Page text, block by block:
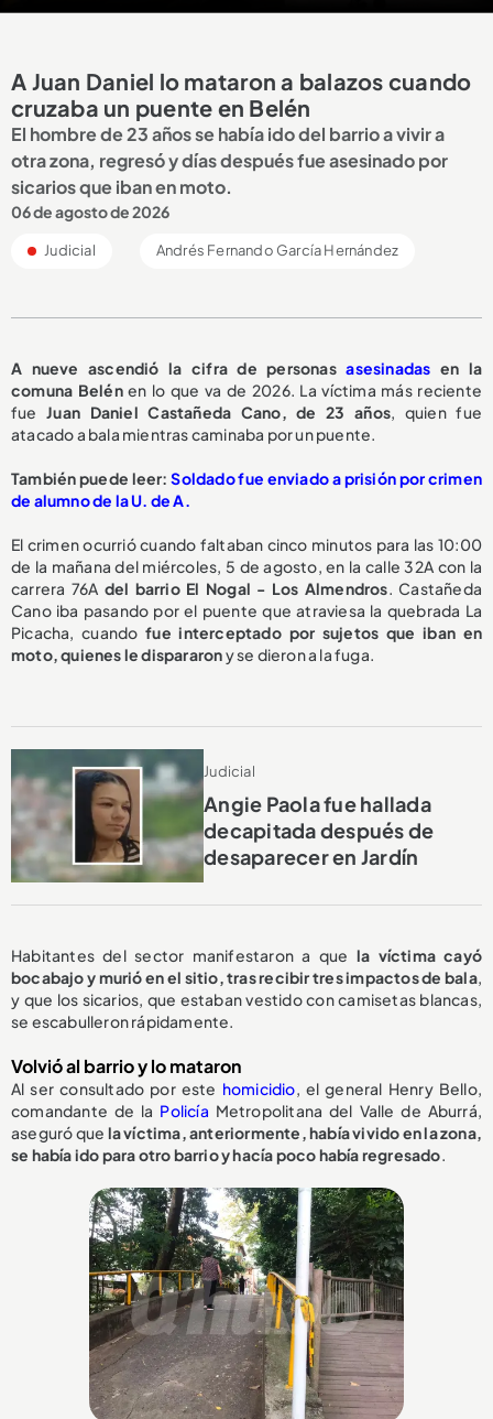
A Juan Daniel lo mataron a balazos cuando
cruzaba un puente en Belén
El hombre de 23 años se había ido del barrio a vivir a
otra zona, regresó y días después fue asesinado por
sicarios que iban en moto.
06 de agosto de 2026
Judicial Andrés Fernando García Hernández
A nueve ascendió la cifra de personasasesinadas en la
comuna Belénen lo que va de 2026. La víctima más reciente
fueJuan Daniel Castañeda Cano, de 23 años, quien fue
atacado a bala mientras caminaba por un puente.
También puede leer:Soldado fue enviado a prisión por crimen
de alumno de la U. de A.
El crimen ocurrió cuando faltaban cinco minutos para las 10:00
de la mañana del miércoles, 5 de agosto, en la calle 32A con la
carrera 76A del barrio El Nogal - Los Almendros. Castañeda
Cano iba pasando por el puente que atraviesa la quebrada La
Picacha, cuandofue interceptado por sujetos que iban en
moto, quienes le dispararony se dieron a la fuga.
Judicial
Angie Paola fue hallada
decapitada después de
desaparecer en Jardín
Habitantes del sector manifestaron a que la víctima cayó
bocabajo y murió en el sitio, tras recibir tres impactos de bala,
y que los sicarios, que estaban vestido con camisetas blancas,
se escabulleron rápidamente.
Volvió al barrio y lo mataron
Al ser consultado por este homicidio, el general Henry Bello,
comandante de la Policía Metropolitana del Valle de Aburrá,
aseguró que la víctima, anteriormente, había vivido en la zona,
se había ido para otro barrio y hacía poco había regresado.